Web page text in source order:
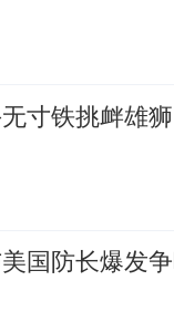
寸铁挑衅雄
国防长爆发